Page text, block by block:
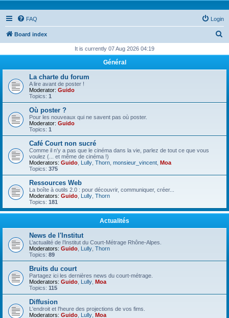
FAQ Login
Board index
r
It is currently 07 Aug 2026 04:19
Général
La charte du forum
A lire avant de poster !
Moderator: Guido
Topics: 1
Où poster ?
Pour les nouveaux qui ne savent pas où poster.
Moderator: Guido
Topics: 1
Café Court non sucré
Comme il n’y a pas que le cinéma dans la vie, parlez de tout ce que vous
voulez (... et même de cinéma !)
Moderators: Guido Lully Thorn monsieur_vincent Moa
Topics: 375
Ressources Web
La boîte à outils 2.0 : pour découvrir, communiquer, créer...
Moderators: Guido Lully Thorn
Topics: 181
Actualités
News de l'Institut
L’actualité de l’Institut du Court-Métrage Rhône-Alpes.
Moderators: Guido Lully Thorn
Topics: 89
Bruits du court
Partagez ici les dernières news du court-métrage.
Moderators: Guido Lully Moa
Topics: 115
Diffusion
L'endroit et l'heure des projections de vos fims.
Moderators: Guido Lully Moa